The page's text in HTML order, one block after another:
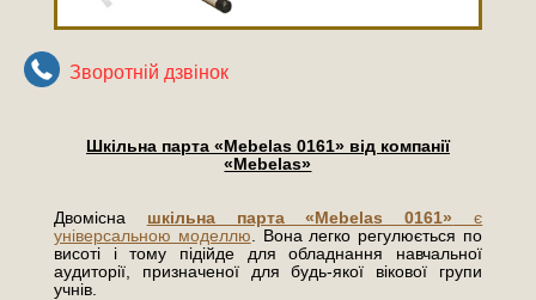
Зворотнiй дзвiнок
Шкільна парта «Mebelas 0161» від компанії
«Mebelas»
Двомісна шкільна парта «Mebelas 0161» є
універсальною моделлю . Вона легко регулюється по
висоті і тому підійде для обладнання навчальної
аудиторії, призначеної для будь-якої вікової групи
учнів.